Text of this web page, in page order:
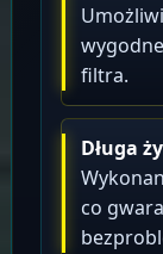
filtra.
Długa
co